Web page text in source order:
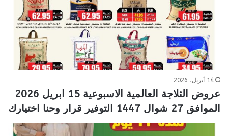
14 أبريل، 2026
عروض الثلاجة العالمية الاسبوعية 15 ابريل 2026
الموافق 27 شوال 1447 التوفير قرار وحنا اختيارك